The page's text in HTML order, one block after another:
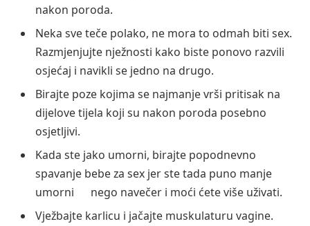
nakon poroda.
Neka sve teče polako, ne mora to odmah biti sex.
Razmjenjujte nježnosti kako biste ponovo razvili
osjećaj i navikli se jedno na drugo.
Birajte poze kojima se najmanje vrši pritisak na
dijelove tijela koji su nakon poroda posebno
osjetljivi.
Kada ste jako umorni, birajte popodnevno
spavanje bebe za sex jer ste tada puno manje
umorni nego navečer i moći ćete više uživati.
Vježbajte karlicu i jačajte muskulaturu vagine.